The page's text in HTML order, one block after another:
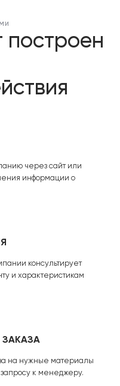
построен
через сайт или
информации о
консультирует
и характеристикам
на нужные материалы
к менеджеру.